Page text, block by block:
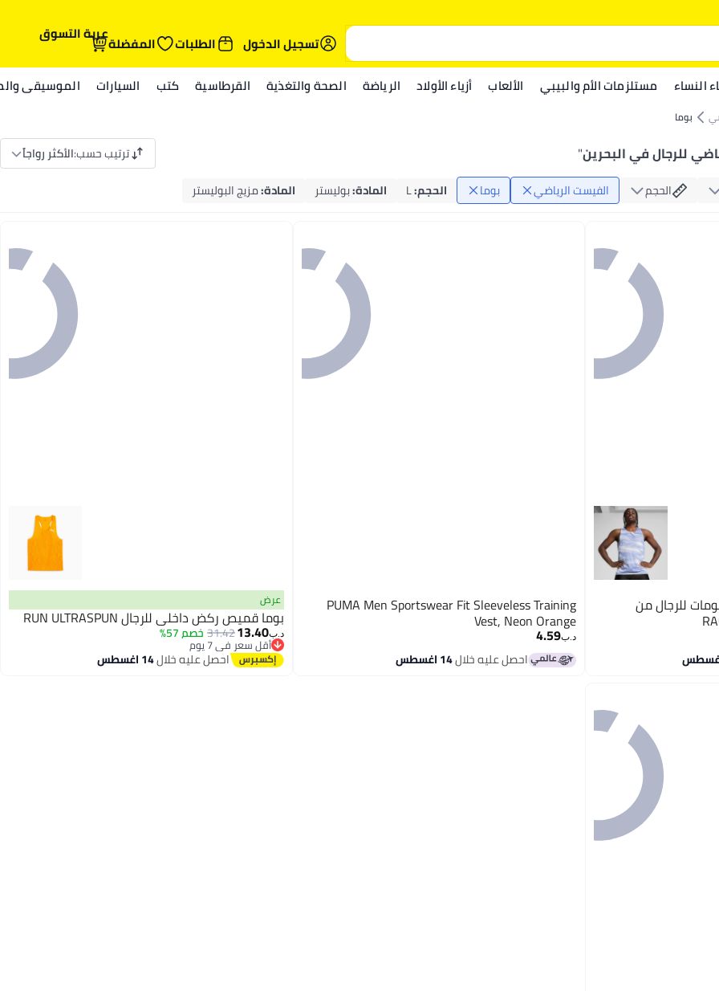
تسجيل الدخول
الطلبات المفضلةعربة التسوق
النساء مستلزمات الأم والبيبي الألعاب أزياء الأولاد الرياضة الصحة والتغذية القرطاسية كتب السيارات الموسيقى
بوما
للرجال في البحرين" ترتيب حسب:الأكثر رواجاً
الحجم الفيست الرياضي بوما الحجم:
L المادة:بوليستر المادة:مزيج البوليستر
للرجال من PUMA Men Sportswear Fit Sleeveless Training
Vest, Neon Orange
د.ب‏4.59
احصل عليه خلال14 اغسطس
عرض
بوما قميص ركض داخلي للرجال RUN ULTRASPUN
د.ب‏13.40
31.42 خصم 57%
أقل سعر في 7 يوم
أقل سعر في 7 يوماحصل عليه خلال14 اغسطس